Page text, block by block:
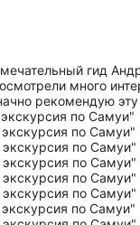
гид
много
рекомендую